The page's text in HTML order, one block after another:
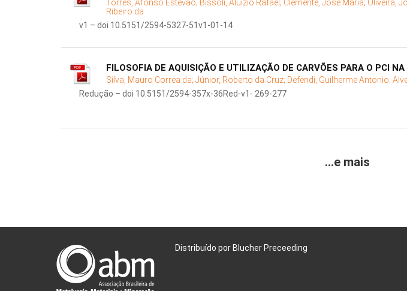
Torres, Afonso Estevão; Bissoli, Aluízio Rafael; Clemente, José Maria; Oliveira,
Ribeiro da
v1 – doi 10.5151/2594-5327-51v1-01-14
FILOSOFIA DE AQUISIÇÃO E UTILIZAÇÃO DE CARVÕES PARA O PCI
Silva, Mauro Correa da; Júnior, Roberto da Cruz; Defendi, Guilherme Antonio;
Redução – doi 10.5151/2594-357x-36Red-v1- 269-277
...e mais
Distribuído por Blucher Preceeding